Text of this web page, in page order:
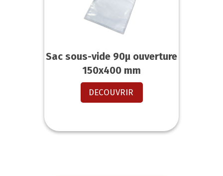
Sac sous-vide 90µ ouverture
150x400 mm
DECOUVRIR